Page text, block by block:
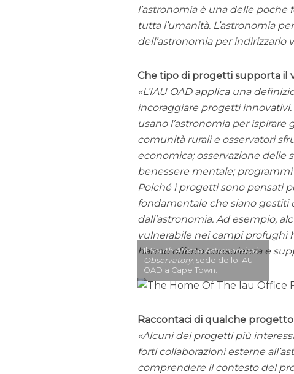
l’astronomia è una delle
tutta l’umanità. L’astronomia
dell’astronomia per
Che tipo di progetti supporta il
L’IAU OAD applica una
incoraggiare progetti
usano l’astronomia per
comunità rurali e osservatori
economica; osservazione delle
benessere mentale;
Poiché i progetti sono pensati
fondamentale che siano
dall’astronomia. Ad esempio,
vulnerabile nei campi profughi
hanno offerto consulenza e
IlSouth African Astronomical
Observatory, sede dello IAU
OAD a Cape Town.
Raccontaci di qualche
Alcuni dei progetti più
forti collaborazioni esterne
comprendere il contesto del